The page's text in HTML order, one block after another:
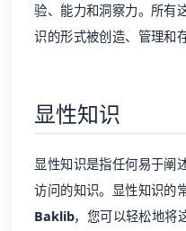
验、能力和洞察力。所有
识的形式被创造、管理和
显性知识
显性知识是指任何易于阐
访问的知识。显性知识的
Baklib，您可以轻松地将